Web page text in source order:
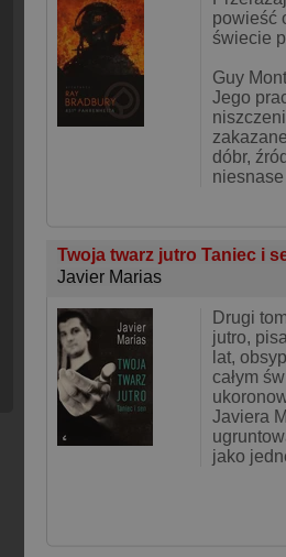
powieść
świecie
Guy
Jego
dóbr,
niesnase
Twoja twarz jutro Taniec i
Javier Marias
Drugi
jutro,
lat,
całym
Javiera
jako